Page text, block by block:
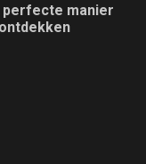
perfecte manier